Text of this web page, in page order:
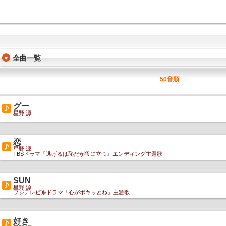
全曲一覧
50音順
グー
星野 源
恋
星野 源
TBSドラマ『逃げるは恥だが役に立つ』エンディング主題歌
SUN
星野 源
フジテレビ系ドラマ「心がポキッとね」主題歌
好き